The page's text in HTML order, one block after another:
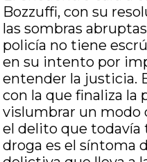
Bozzuffi, con su
las sombras
policía no tiene
en su intento por
entender la justicia.
con la que finaliza la
vislumbrar un modo
el delito que todavía
droga es el síntoma